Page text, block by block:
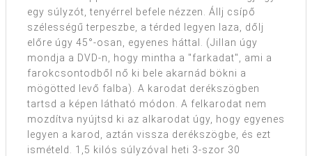
egy súlyzót, tenyérrel befele nézzen. Állj csípő
szélességű terpeszbe, a térded legyen laza, dőlj
előre úgy 45°-osan, egyenes háttal. (Jillan úgy
mondja a DVD-n, hogy mintha a "farkadat", ami a
farokcsontodből nő ki bele akarnád bökni a
mögötted levő falba). A karodat derékszögben
tartsd a képen látható módon. A felkarodat nem
mozdítva nyújtsd ki az alkarodat úgy, hogy egyenes
legyen a karod, aztán vissza derékszögbe, és ezt
ismételd. 1,5 kilós súlyzóval heti 3-szor 30